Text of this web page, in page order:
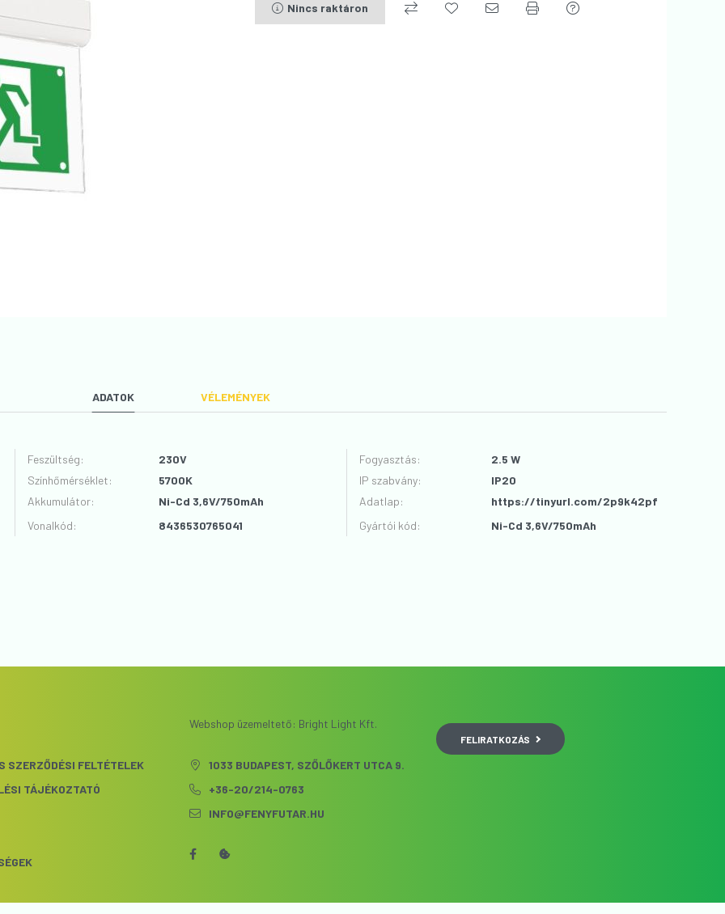
Nincs raktáron
ADATOK VÉLEMÉNYEK
Feszültség: 230V Fogyasztás:
2.5 W
Színhőmérséklet: 5700K IP szabvány:
IP20
Akkumulátor: Ni-Cd 3,6V/750mAh Adatlap:
https://tinyurl.com/2p9k42pf
Vonalkód: 8436530765041 Gyártói kód: Ni-Cd 3,6V/750mAh
SZERZŐDÉSI FELTÉTELEK
TÁJÉKOZTATÓ
Webshop üzemeltető: Bright Light Kft.
1033 BUDAPEST, SZŐLŐKERT UTCA 9.
+36-20/214-0763
INFO@FENYFUTAR.HU
FELIRATKOZÁS